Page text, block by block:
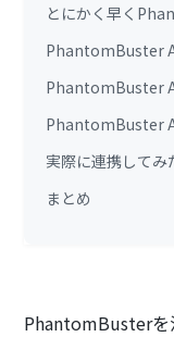
とにかく早く
PhantomBuster
PhantomBuster
PhantomBuster
実際に連携してみ
まとめ
PhantomBusterを